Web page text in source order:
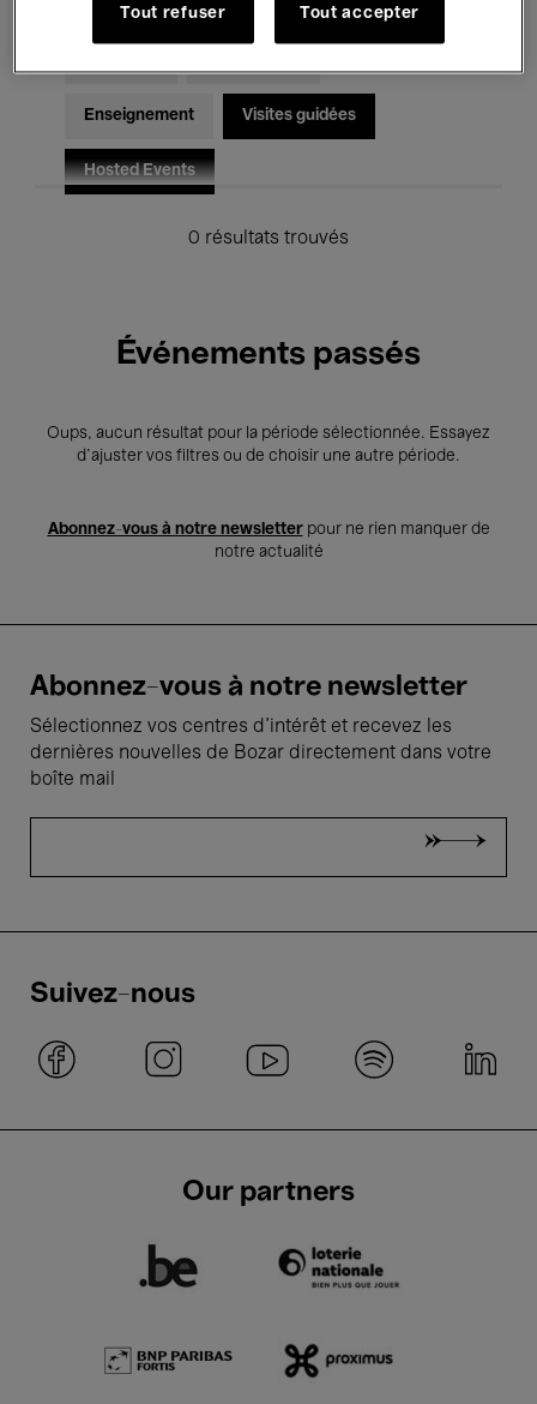
Enseignement Visites guidées
Hosted Events
0 résultats trouvés
Événements passés
Oups, aucun résultat pour la période sélectionnée. Essayez
d’ajuster vos filtres ou de choisir une autre période.
Abonnez-vous à notre newsletterpour ne rien manquer de
notre actualité
Abonnez-vous à notre newsletter
Sélectionnez vos centres d'intérêt et recevez les
dernières nouvelles de Bozar directement dans votre
boîte mail
Suivez-nous
Our partners
Tout refuser Tout accepter